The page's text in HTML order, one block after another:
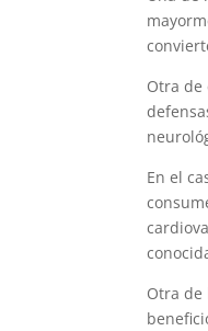
Otra de
En el
Otra de